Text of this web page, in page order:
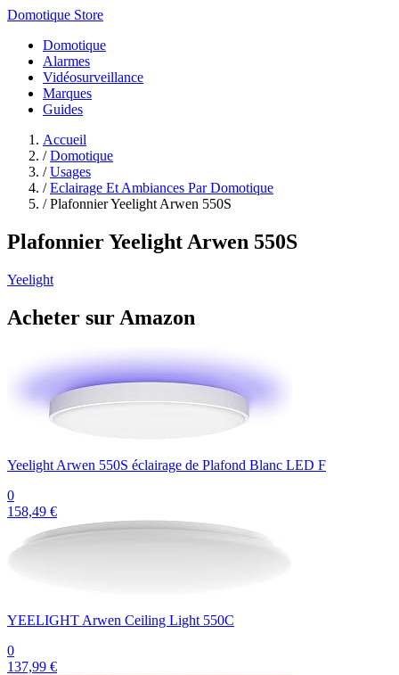
Domotique Store
Domotique
Alarmes
Vidéosurveillance
Marques
Guides
Accueil
/ Domotique
/ Usages
/ Eclairage Et Ambiances Par Domotique
/ Plafonnier Yeelight Arwen 550S
Plafonnier Yeelight Arwen 550S
Yeelight
Acheter sur Amazon
Yeelight Arwen 550S éclairage de Plafond Blanc LED F
0
158,49 €
YEELIGHT Arwen Ceiling Light 550C
0
137,99 €